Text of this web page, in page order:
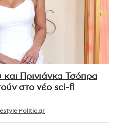
Πριγιάνκα Τσόπρα
στο νέο sci-fi
Politic.gr